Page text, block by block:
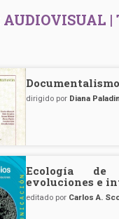
AUDIOVISUAL |
dirigido por Diana
Ecología de
evoluciones e
editado por Carlos A.